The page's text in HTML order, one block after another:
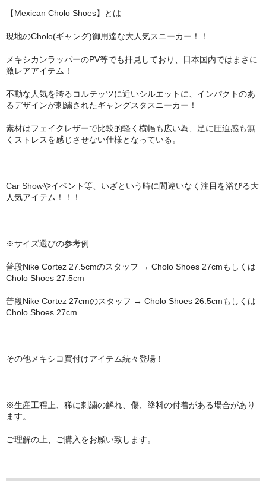
【Mexican Cholo Shoes】とは
現地のCholo(ギャング)御用達な大人気スニーカー！！
メキシカンラッパーのPV等でも拝見しており、日本国内ではまさに
激レアアイテム！
不動な人気を誇るコルテッツに近いシルエットに、インパクトのあ
るデザインが刺繍されたギャングスタスニーカー！
素材はフェイクレザーで比較的軽く横幅も広い為、足に圧迫感も無
くストレスを感じさせない仕様となっている。
Car Showやイベント等、いざという時に間違いなく注目を浴びる大
人気アイテム！！！
※サイズ選びの参考例
普段Nike Cortez 27.5cmのスタッフ → Cholo Shoes 27cmもしくは
Cholo Shoes 27.5cm
普段Nike Cortez 27cmのスタッフ → Cholo Shoes 26.5cmもしくは
Cholo Shoes 27cm
その他メキシコ買付けアイテム続々登場！
※生産工程上、稀に刺繍の解れ、傷、塗料の付着がある場合があり
ます。
ご理解の上、ご購入をお願い致します。